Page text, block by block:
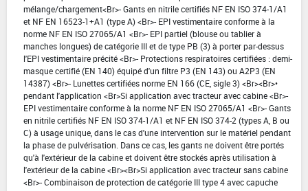
mélange/chargement<Br>- Gants en nitrile certifiés NF EN ISO 374-1/A1
et NF EN 16523-1+A1 (type A) <Br>- EPI vestimentaire conforme à la
norme NF EN ISO 27065/A1 <Br>- EPI partiel (blouse ou tablier à
manches longues) de catégorie III et de type PB (3) à porter par-dessus
l'EPI vestimentaire précité <Br>- Protections respiratoires certifiées : demi-
masque certifié (EN 140) équipé d'un filtre P3 (EN 143) ou A2P3 (EN
14387) <Br>- Lunettes certifiées norme EN 166 (CE, sigle 3) <Br><Br>•
pendant l'application <Br>Si application avec tracteur avec cabine <Br>-
EPI vestimentaire conforme à la norme NF EN ISO 27065/A1 <Br>- Gants
en nitrile certifiés NF EN ISO 374-1/A1 et NF EN ISO 374-2 (types A, B ou
C) à usage unique, dans le cas d'une intervention sur le matériel pendant
la phase de pulvérisation. Dans ce cas, les gants ne doivent être portés
qu'à l'extérieur de la cabine et doivent être stockés après utilisation à
l'extérieur de la cabine <Br><Br>Si application avec tracteur sans cabine
<Br>- Combinaison de protection de catégorie III type 4 avec capuche